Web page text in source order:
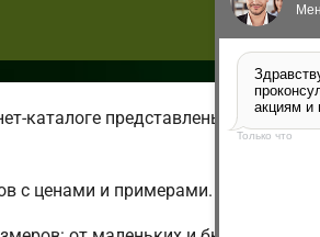
каталоге представлены летние и
с ценами и примерами.
акциям и
Только что